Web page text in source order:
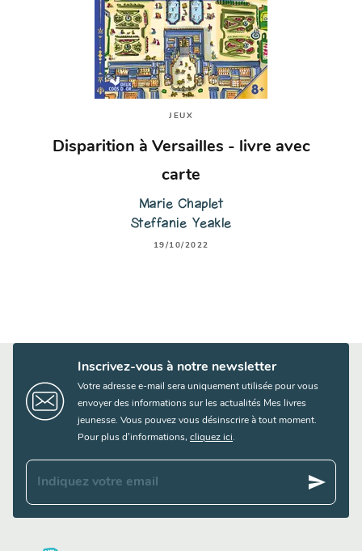
JEUX
Disparition à Versailles - livre avec
carte
Marie Chaplet
Steffanie Yeakle
19/10/2022
Inscrivez-vous à notre newsletter
Votre adresse e-mail sera uniquement utilisée pour vous
envoyer des informations sur les actualités Mes livres
jeunesse. Vous pouvez vous désinscrire à tout moment.
Pour plus d’informations, cliquez ici.
Indiquez votre email send